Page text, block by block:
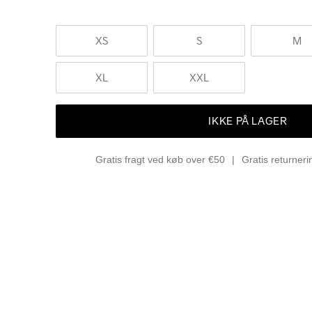
XS S M
XL XXL
IKKE PÅ LAGER
Gratis fragt ved køb over €50 Gratis